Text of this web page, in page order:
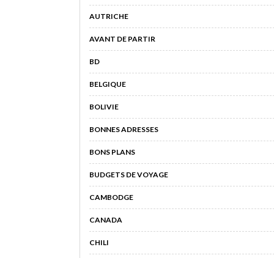
AUTRICHE
AVANT DE PARTIR
BD
BELGIQUE
BOLIVIE
BONNES ADRESSES
BONS PLANS
BUDGETS DE VOYAGE
CAMBODGE
CANADA
CHILI